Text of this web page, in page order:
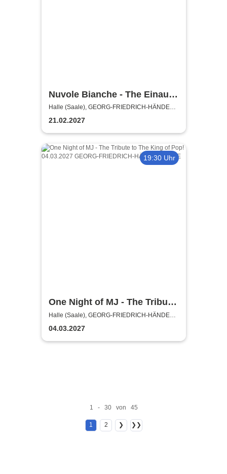
Nuvole Bianche - The Einaudi
Experience - Original Tribute
from Italy
Halle (Saale), GEORG-FRIEDRICH-HÄNDEL
HALLE
21.02.2027
19:30 Uhr
One Night of MJ - The Tribute
to The King of Pop!
Halle (Saale), GEORG-FRIEDRICH-HÄNDEL
HALLE
04.03.2027
1 - 30 von 45
1 2 ❯ ❯❯